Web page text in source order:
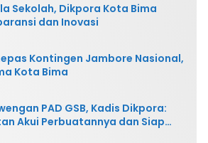
Sekolah, Dikpora Kota Bima
dan Inovasi
Kontingen Jambore Nasional,
Kota Bima
PAD GSB, Kadis Dikpora:
Akui Perbuatannya dan Siap